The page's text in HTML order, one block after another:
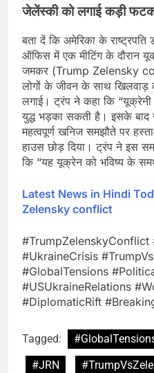
जेलेंस्की को लगाई कड़ी
बता दें कि अमेरिका के
ऑफिस में एक मीटिंग के दौरान
जमकर (Trump Zelensky
लोगों के जीवन के साथ
लगाई। ट्रंप ने कहा कि “यूक्रेनी
युद्ध भड़का सकती है। इसके
महत्वपूर्ण खनिज समझौते पर
हाउस छोड़ दिया। ट्रंप ने इस
कि “यह यूक्रेन को भविष्य के
Latest News in Hindi
Zelensky conflict
#TrumpZelenskyConflict
#UkraineCrisis
#GlobalTensions
#USUkraineRelations
#DiplomaticRift
Tagged:
#JRN